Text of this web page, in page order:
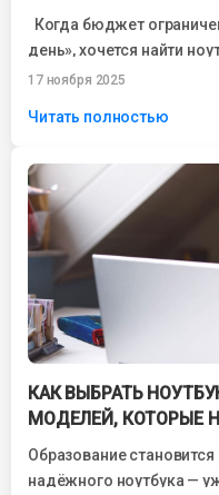
Когда бюджет
день», хочется найти
который не зависает,
17 ноября 2025
Читать полностью
КАК ВЫБРАТЬ
МОДЕЛЕЙ, КОТОРЫЕ
Образование
надёжного ноутбука —